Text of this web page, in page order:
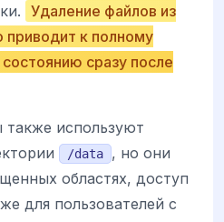
Удаление файлов из
приводит к полному
сразу после
используют
/data
, но они
областях, доступ
для пользователей с